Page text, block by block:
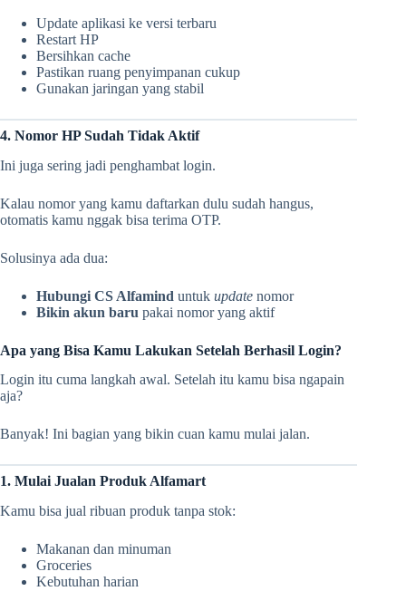
Update aplikasi ke versi terbaru
Restart HP
Bersihkan cache
Pastikan ruang penyimpanan cukup
Gunakan jaringan yang stabil
4. Nomor HP Sudah Tidak Aktif
Ini juga sering jadi penghambat login.
Kalau nomor yang kamu daftarkan dulu sudah hangus,
otomatis kamu nggak bisa terima OTP.
Solusinya ada dua:
Hubungi CS Alfamind untuk update nomor
Bikin akun baru pakai nomor yang aktif
Apa yang Bisa Kamu Lakukan Setelah Berhasil Login?
Login itu cuma langkah awal. Setelah itu kamu bisa ngapain
aja?
Banyak! Ini bagian yang bikin cuan kamu mulai jalan.
1. Mulai Jualan Produk Alfamart
Kamu bisa jual ribuan produk tanpa stok:
Makanan dan minuman
Groceries
Kebutuhan harian